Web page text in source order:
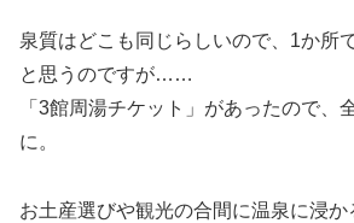
泉質はどこも同じらしいので、1か所
と思うのですが……
「3館周湯チケット」があったので、
に。
お土産選びや観光の合間に温泉に浸